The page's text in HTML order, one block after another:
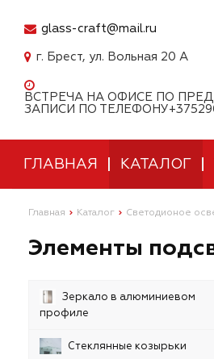
glass-craft@mail.ru
г. Брест, ул. Вольная 20 А
ВСТРЕЧА НА ОФИСЕ ПО
ЗАПИСИ ПО
ГЛАВНАЯ КАТАЛОГ
Главная Каталог Светодионое
Элементы
Зеркало в алюминиевом
профиле
Стеклянные козырьки